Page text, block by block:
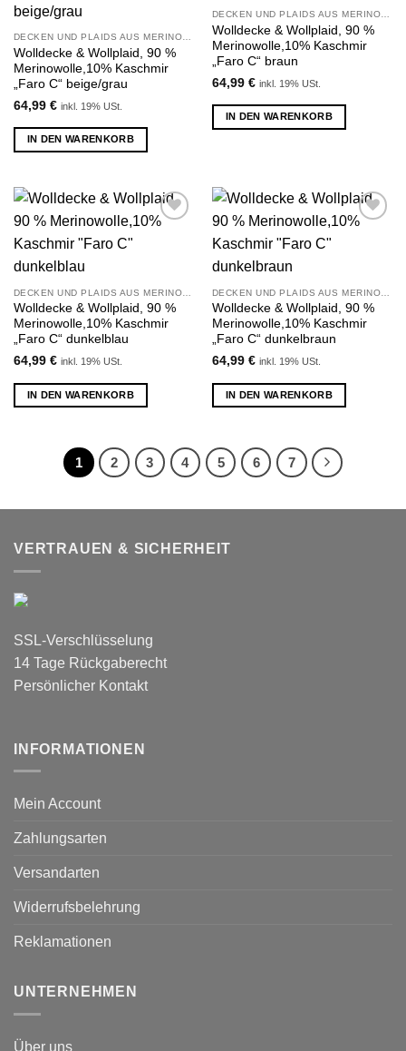
Wolldecke & Wollplaid, 90 %
Merinowolle,10% Kaschmir
„Faro C“ beige/grau
64,99 € inkl. 19% USt.
IN DEN WARENKORB
Wolldecke & Wollplaid, 90 %
Merinowolle,10% Kaschmir
„Faro C“ braun
64,99 € inkl. 19% USt.
IN DEN WARENKORB
Wunschliste
Wolldecke & Wollplaid, 90 %
Merinowolle,10% Kaschmir
„Faro C“ dunkelblau
64,99 € inkl. 19% USt.
IN DEN WARENKORB
Wunschliste
Wolldecke & Wollplaid, 90 %
Merinowolle,10% Kaschmir
„Faro C“ dunkelbraun
64,99 € inkl. 19% USt.
IN DEN WARENKORB
1 2 3 4 5 6 7
VERTRAUEN & SICHERHEIT
SSL-Verschlüsselung
14 Tage Rückgaberecht
Persönlicher Kontakt
INFORMATIONEN
Mein Account
Zahlungsarten
Versandarten
Widerrufsbelehrung
Reklamationen
UNTERNEHMEN
Über uns